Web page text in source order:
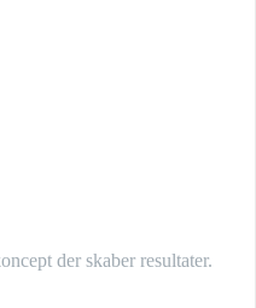
der skaber resultater.